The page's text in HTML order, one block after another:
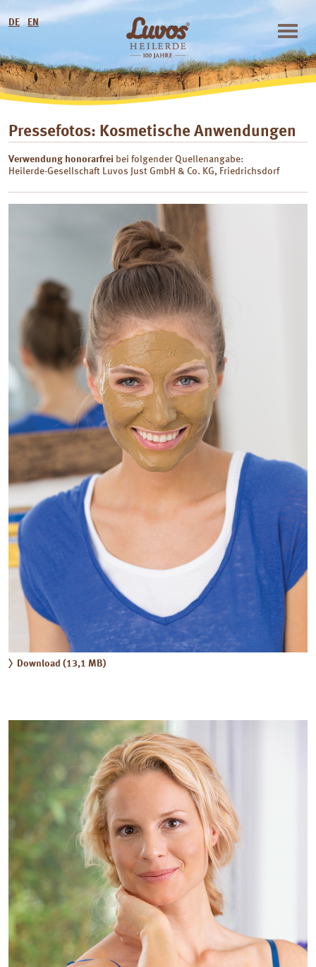
DE EN
Pressefotos: Kosmetische Anwendungen
Verwendung honorarfrei bei folgender Quellenangabe:
Heilerde-Gesellschaft Luvos Just GmbH & Co. KG, Friedrichsdorf
Download (13,1 MB)